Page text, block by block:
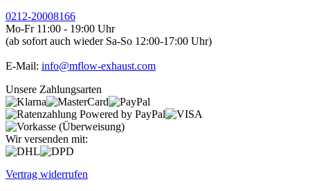
0212-20008166
Mo-Fr 11:00 - 19:00 Uhr
(ab sofort auch wieder Sa-So 12:00-17:00 Uhr)
E-Mail: info@mflow-exhaust.com
Unsere Zahlungsarten
Wir versenden mit:
Vertrag widerrufen